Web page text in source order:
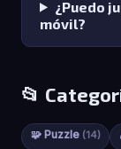
¿Puedo
móvil?
📂
🧩 Puzzle (14)